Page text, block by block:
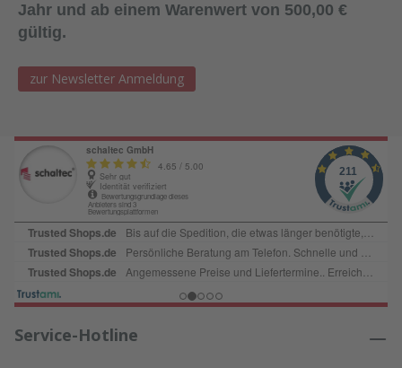
Jahr und ab einem Warenwert von 500,00 €
gültig.
zur Newsletter Anmeldung
Service-Hotline